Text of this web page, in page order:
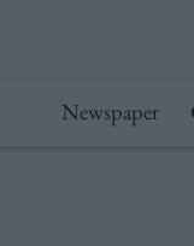
Newspaper